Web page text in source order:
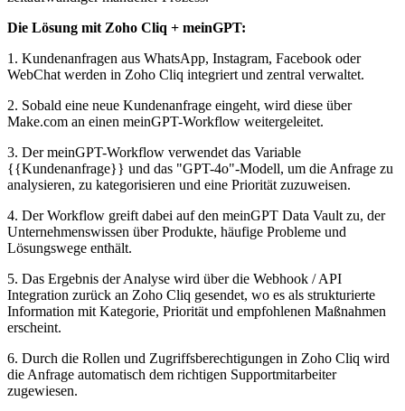
Die Lösung mit Zoho Cliq + meinGPT:
1. Kundenanfragen aus WhatsApp, Instagram, Facebook oder
WebChat werden in Zoho Cliq integriert und zentral verwaltet.
2. Sobald eine neue Kundenanfrage eingeht, wird diese über
Make.com an einen meinGPT-Workflow weitergeleitet.
3. Der meinGPT-Workflow verwendet das Variable
{{Kundenanfrage}} und das "GPT-4o"-Modell, um die Anfrage zu
analysieren, zu kategorisieren und eine Priorität zuzuweisen.
4. Der Workflow greift dabei auf den meinGPT Data Vault zu, der
Unternehmenswissen über Produkte, häufige Probleme und
Lösungswege enthält.
5. Das Ergebnis der Analyse wird über die Webhook / API
Integration zurück an Zoho Cliq gesendet, wo es als strukturierte
Information mit Kategorie, Priorität und empfohlenen Maßnahmen
erscheint.
6. Durch die Rollen und Zugriffsberechtigungen in Zoho Cliq wird
die Anfrage automatisch dem richtigen Supportmitarbeiter
zugewiesen.